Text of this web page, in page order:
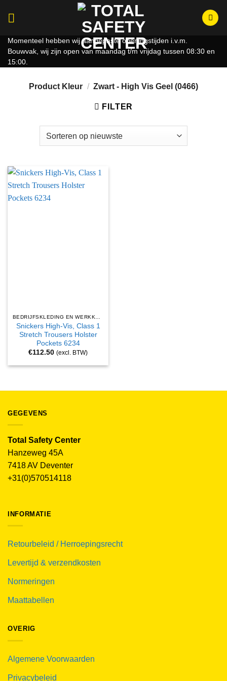
Momenteel hebben wij aangepaste openingstijden i.v.m.
Bouwvak, wij zijn open van maandag t/m vrijdag tussen 08:30 en
15:00.
Product Kleur / Zwart - High Vis Geel (0466)
FILTER
Snickers High-Vis, Class 1
Stretch Trousers Holster
Pockets 6234
€112.50 (excl. BTW)
GEGEVENS
Total Safety Center
Hanzeweg 45A
7418 AV Deventer
+31(0)570514118
INFORMATIE
Retourbeleid / Herroepingsrecht
Levertijd & verzendkosten
Normeringen
Maattabellen
OVERIG
Algemene Voorwaarden
Privacybeleid